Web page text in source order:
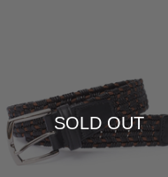
SOLD OUT